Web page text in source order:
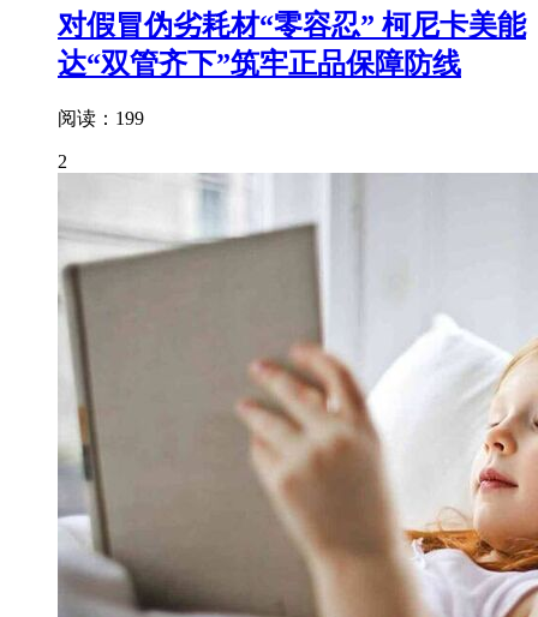
对假冒伪劣耗材“零容忍” 柯尼卡美能
达“双管齐下”筑牢正品保障防线
阅读：199
2